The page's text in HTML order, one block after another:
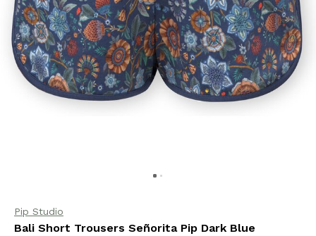
Pip Studio
Bali Short Trousers Señorita Pip Dark Blue